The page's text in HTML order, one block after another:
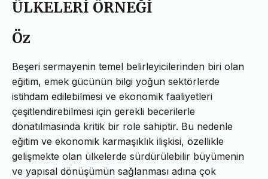
ÜLKELERİ ÖRNEĞİ
Öz
Beşeri sermayenin temel belirleyicilerinden biri olan
eğitim, emek gücünün bilgi yoğun sektörlerde
istihdam edilebilmesi ve ekonomik faaliyetleri
çeşitlendirebilmesi için gerekli becerilerle
donatılmasında kritik bir role sahiptir. Bu nedenle
eğitim ve ekonomik karmaşıklık ilişkisi, özellikle
gelişmekte olan ülkelerde sürdürülebilir büyümenin
ve yapısal dönüşümün sağlanması adına çok